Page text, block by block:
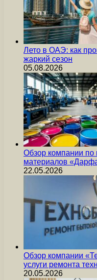
Лето в ОАЭ: как
жаркий сезон
05.08.2026
Обзор компании по
материалов
22.05.2026
Обзор компании
услуги ремонта
20.05.2026